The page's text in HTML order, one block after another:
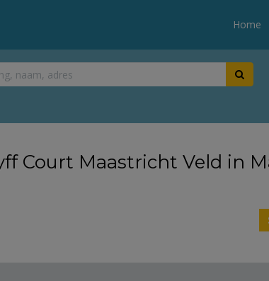
Home
Court Maastricht Veld in